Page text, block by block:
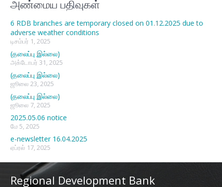
அண்மைய பதிவுகள்
6 RDB branches are temporary closed on 01.12.2025 due to
adverse weather conditions
டிசம்பர் 1, 2025
(தலைப்பு இல்லை)
அக்டோபர் 31, 2025
(தலைப்பு இல்லை)
ஜூலை 23, 2025
(தலைப்பு இல்லை)
ஜூலை 7, 2025
2025.05.06 notice
மே 5, 2025
e-newsletter 16.04.2025
ஏப்ரல் 17, 2025
Regional Development Bank